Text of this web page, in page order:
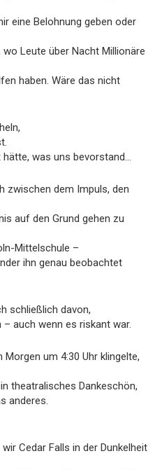
eine Belohnung geben oder
Leute über Nacht Millionäre
haben. Wäre das nicht
was uns bevorstand…
zwischen dem Impuls, den
auf den Grund gehen zu
Mittelschule –
ihn genau beobachtet
schließlich davon,
auch wenn es riskant war.
um 4:30 Uhr klingelte,
theatralisches Dankeschön,
anderes.
Cedar Falls in der Dunkelheit